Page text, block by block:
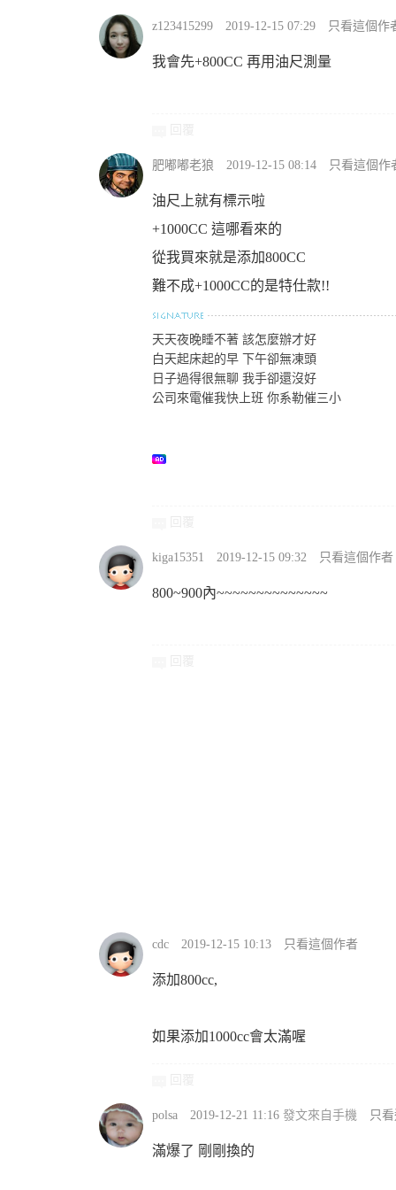
z123415299 2019-12-15 07:29 只看這個作
我會先+800CC 再用油尺測量
肥嘟嘟老狼 2019-12-15 08:14 只看這個作
油尺上就有標示啦
+1000CC 這哪看來的
從我買來就是添加800CC
難不成+1000CC的是特仕款!!
天天夜晚睡不著 該怎麼辦才好
白天起床起的早 下午卻無凍頭
日子過得很無聊 我手卻還沒好
公司來電催我快上班 你系勒催三小
kiga15351 2019-12-15 09:32 只看這個作者
800~900內~~~~~~~~~~~~~~
cdc 2019-12-15 10:13 只看這個作者
添加800cc,
如果添加1000cc會太滿喔
polsa 2019-12-21 11:16 發文來自手機 只
滿爆了 剛剛換的